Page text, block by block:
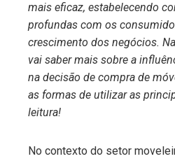
mais eficaz, estabelecendo
profundas com os
crescimento dos negócios.
vai saber mais sobre a
na decisão de compra de
as formas de utilizar as
leitura!
No contexto do setor